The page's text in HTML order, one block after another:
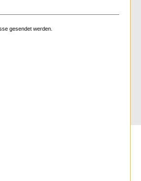
gesendet werden.